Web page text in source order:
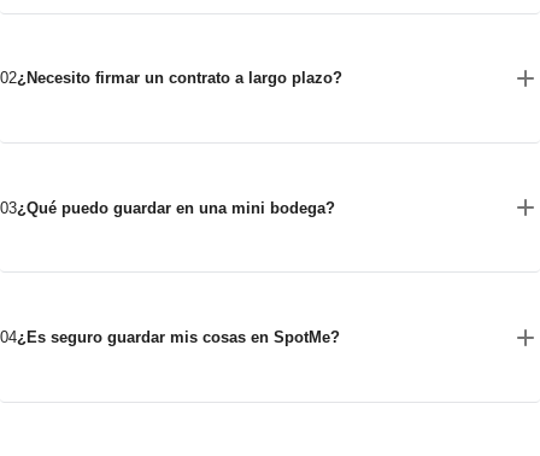
02¿Necesito firmar un contrato a largo plazo?
03¿Qué puedo guardar en una mini bodega?
04¿Es seguro guardar mis cosas en SpotMe?